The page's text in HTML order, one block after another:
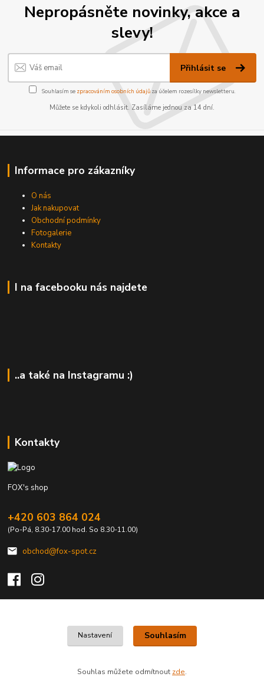
Nepropásněte novinky, akce a
slevy!
Přihlásit se
Souhlasím se zpracováním osobních údajůza účelem rozesílky newsletteru.
Můžete se kdykoli odhlásit. Zasíláme jednou za 14 dní.
Informace pro zákazníky
O nás
Jak nakupovat
Obchodní podmínky
Fotogalerie
Kontakty
I na facebooku nás najdete
..a také na Instagramu :)
Kontakty
FOX's shop
+420 603 864 024
(Po-Pá, 8.30-17.00 hod. So 8.30-11.00)
obchod@fox-spot.cz
Upravit sběr cookies.
FOX's elektro z vašeho města
Nastavení Souhlasím
Souhlas můžete odmítnout zde.